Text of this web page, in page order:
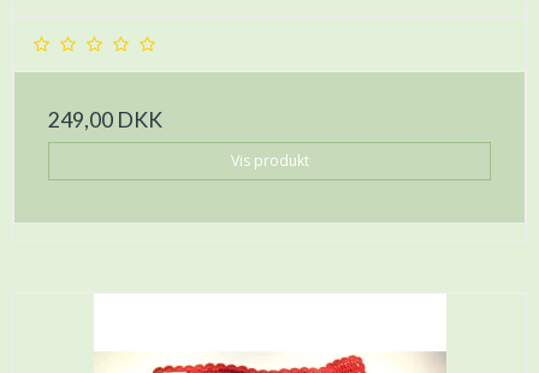
249,00 DKK
Vis produkt